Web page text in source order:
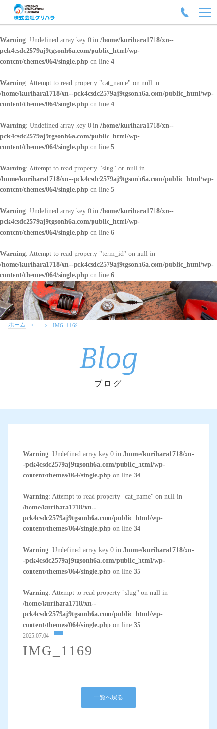
Warning: Undefined array key 0 in /home/kurihara1718/xn--
pck4csdc2579aj9tgsonh6a.com/public_html/wp-
content/themes/064/single.php on line 4
Warning: Attempt to read property "cat_name" on null in
/home/kurihara1718/xn--pck4csdc2579aj9tgsonh6a.com/public_html/wp-
content/themes/064/single.php on line 4
Warning: Undefined array key 0 in /home/kurihara1718/xn--
pck4csdc2579aj9tgsonh6a.com/public_html/wp-
content/themes/064/single.php on line 5
Warning: Attempt to read property "slug" on null in
/home/kurihara1718/xn--pck4csdc2579aj9tgsonh6a.com/public_html/wp-
content/themes/064/single.php on line 5
Warning: Undefined array key 0 in /home/kurihara1718/xn--
pck4csdc2579aj9tgsonh6a.com/public_html/wp-
content/themes/064/single.php on line 6
Warning: Attempt to read property "term_id" on null in
/home/kurihara1718/xn--pck4csdc2579aj9tgsonh6a.com/public_html/wp-
content/themes/064/single.php on line 6
ホーム IMG_1169
Blog
ブログ
Warning: Undefined array key 0 in /home/kurihara1718/xn-
-pck4csdc2579aj9tgsonh6a.com/public_html/wp-
content/themes/064/single.phpon line 34
Warning: Attempt to read property "cat_name" on null in
/home/kurihara1718/xn--
pck4csdc2579aj9tgsonh6a.com/public_html/wp-
content/themes/064/single.phpon line 34
Warning: Undefined array key 0 in /home/kurihara1718/xn-
-pck4csdc2579aj9tgsonh6a.com/public_html/wp-
content/themes/064/single.phpon line 35
Warning: Attempt to read property "slug" on null in
/home/kurihara1718/xn--
pck4csdc2579aj9tgsonh6a.com/public_html/wp-
content/themes/064/single.phpon line 35
2025.07.04
IMG_1169
一覧へ戻る